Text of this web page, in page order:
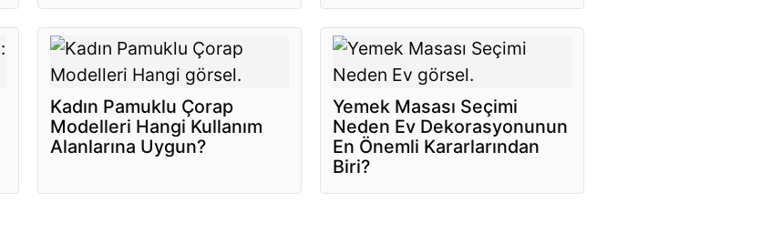
Kadın Pamuklu Çorap
Modelleri Hangi Kullanım
Alanlarına Uygun?
Yemek Masası Seçimi
Neden Ev Dekorasyonunun
En Önemli Kararlarından
Biri?